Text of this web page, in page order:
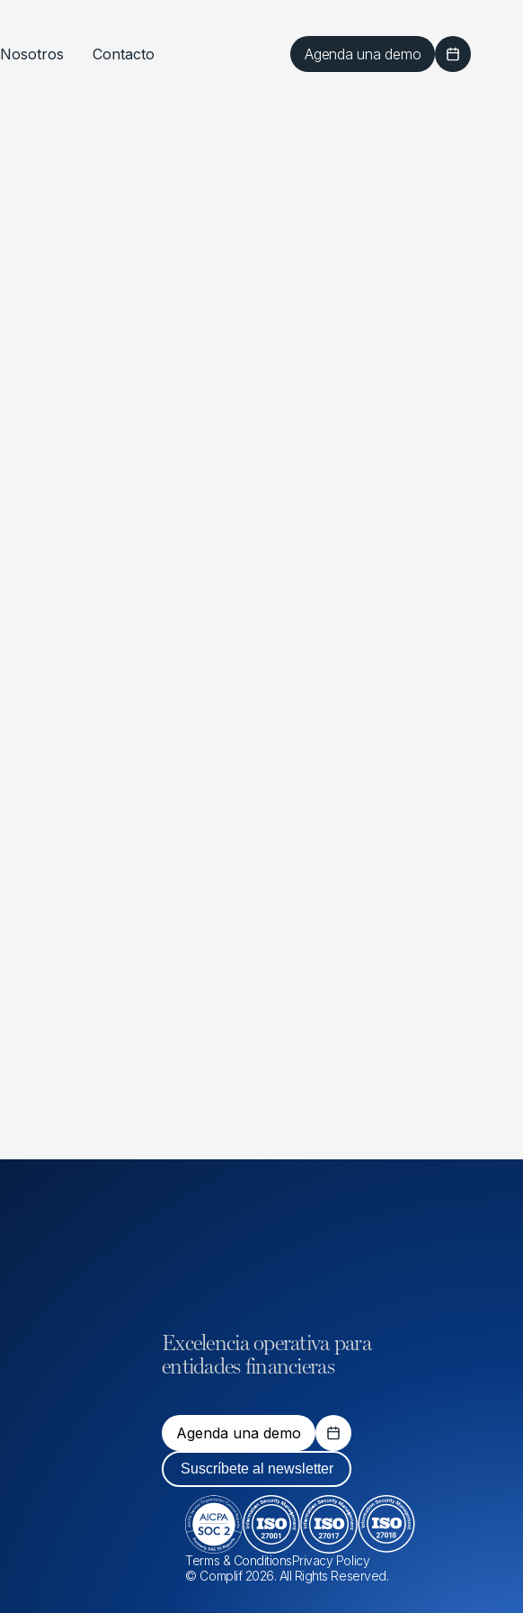
Nosotros Contacto Agenda una demo
Excelencia operativa para
entidades financieras
Agenda una demo
Suscríbete al newsletter
Terms & ConditionsPrivacy Policy
© Complif 2026. All Rights Reserved.